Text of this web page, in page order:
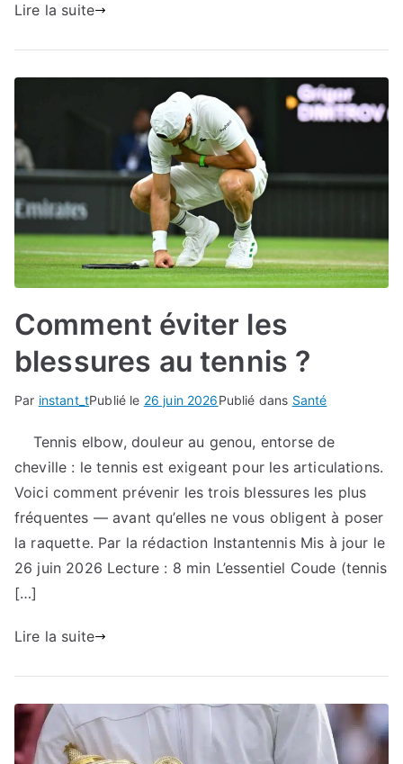
Lire la suite
Comment éviter les
blessures au tennis ?
Par instant_tPublié le 26 juin 2026Publié dans Santé
Tennis elbow, douleur au genou, entorse de
cheville : le tennis est exigeant pour les articulations.
Voici comment prévenir les trois blessures les plus
fréquentes — avant qu’elles ne vous obligent à poser
la raquette. Par la rédaction Instantennis Mis à jour le
26 juin 2026 Lecture : 8 min L’essentiel Coude (tennis
[…]
Lire la suite